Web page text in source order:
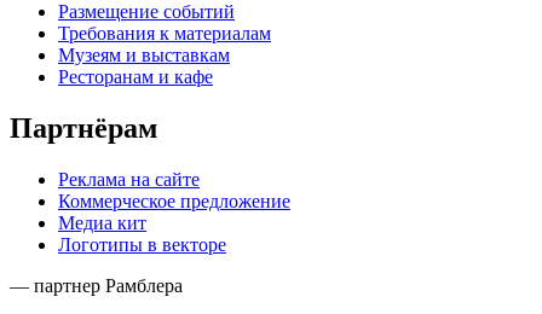
Размещение событий
Требования к материалам
Музеям и выставкам
Ресторанам и кафе
Партнёрам
Реклама на сайте
Коммерческое предложение
Медиа кит
Логотипы в векторе
— партнер Рамблера